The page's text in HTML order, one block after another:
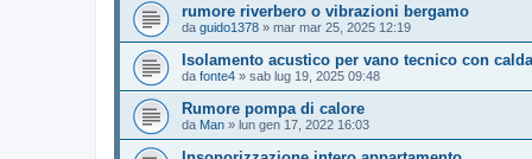
rumore riverbero o vibrazioni bergamo
da guido1378 » mar mar 25, 2025 12:19
Isolamento acustico per vano tecnico con
da fonte4 » sab lug 19, 2025 09:48
Rumore pompa di calore
da Man » lun gen 17, 2022 16:03